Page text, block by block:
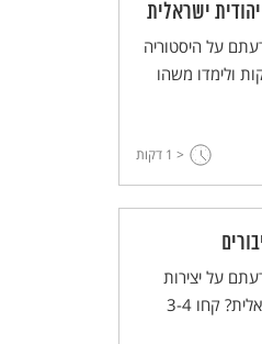
ישראלית
על היסטוריה
ישראלית? קחו 3-4 דקות ולימדו משהו
< 1 דקות
על יצירות
וחיבורים בתרבות היהודית ישראלית? קחו 3-4